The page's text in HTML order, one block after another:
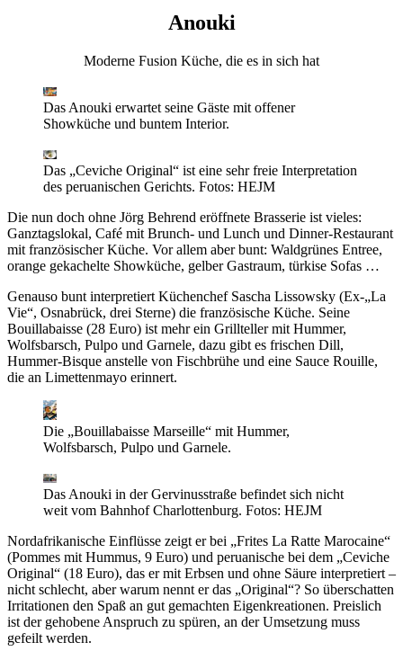
Anouki
Moderne Fusion Küche, die es in sich hat
Das Anouki erwartet seine Gäste mit offener
Showküche und buntem Interior.
Das „Ceviche Original“ ist eine sehr freie Interpretation
des peruanischen Gerichts. Fotos: HEJM
Die nun doch ohne Jörg Behrend eröffnete Brasserie ist vieles:
Ganztagslokal, Café mit Brunch- und Lunch und Dinner-Restaurant
mit französischer Küche. Vor allem aber bunt: Waldgrünes Entree,
orange gekachelte Showküche, gelber Gastraum, türkise Sofas …
Genauso bunt interpretiert Küchenchef Sascha Lissowsky (Ex-„La
Vie“, Osnabrück, drei Sterne) die französische Küche. Seine
Bouillabaisse (28 Euro) ist mehr ein Grillteller mit Hummer,
Wolfsbarsch, Pulpo und Garnele, dazu gibt es frischen Dill,
Hummer-Bisque anstelle von Fischbrühe und eine Sauce Rouille,
die an Limettenmayo erinnert.
Die „Bouillabaisse Marseille“ mit Hummer,
Wolfsbarsch, Pulpo und Garnele.
Das Anouki in der Gervinusstraße befindet sich nicht
weit vom Bahnhof Charlottenburg. Fotos: HEJM
Nordafrikanische Einflüsse zeigt er bei „Frites La Ratte Marocaine“
(Pommes mit Hummus, 9 Euro) und peruanische bei dem „Ceviche
Original“ (18 Euro), das er mit Erbsen und ohne Säure interpretiert –
nicht schlecht, aber warum nennt er das „Original“? So überschatten
Irritationen den Spaß an gut gemachten Eigenkreationen. Preislich
ist der gehobene Anspruch zu spüren, an der Umsetzung muss
gefeilt werden.